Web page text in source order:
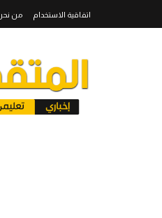
اتفاقية الاستخدام من